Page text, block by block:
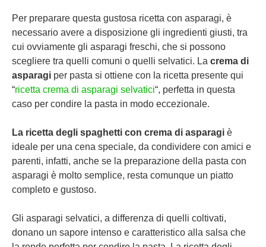
Per preparare questa gustosa ricetta con asparagi, è
necessario avere a disposizione gli ingredienti giusti, tra
cui ovviamente gli asparagi freschi, che si possono
scegliere tra quelli comuni o quelli selvatici. La crema di
asparagi per pasta si ottiene con la ricetta presente qui
“ricetta crema di asparagi selvatici“, perfetta in questa
caso per condire la pasta in modo eccezionale.
La ricetta degli spaghetti con crema di asparagi è
ideale per una cena speciale, da condividere con amici e
parenti, infatti, anche se la preparazione della pasta con
asparagi è molto semplice, resta comunque un piatto
completo e gustoso.
Gli asparagi selvatici, a differenza di quelli coltivati,
donano un sapore intenso e caratteristico alla salsa che